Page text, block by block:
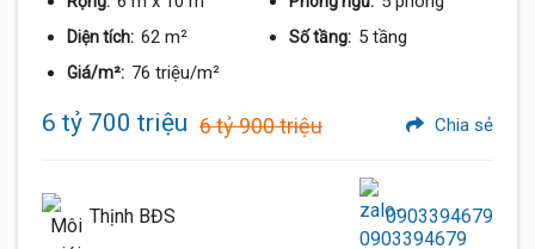
Diện tích: 62 m² Số tầng: 5 tầng
Giá/m²: 76 triệu/m²
6 tỷ 700 triệu 6 tỷ 900 triệu Chia sẻ
Thịnh BĐS 0903394679